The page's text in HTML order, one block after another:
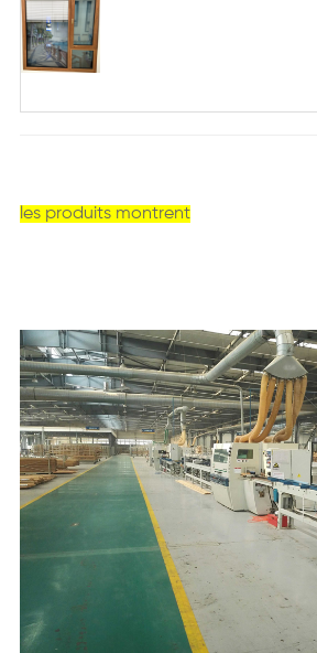
les produits montrent